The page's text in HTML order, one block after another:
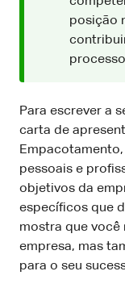
posição
Para escrever a
carta de
pessoais e
objetivos da
específicos que
mostra que você
empresa, mas
para o seu